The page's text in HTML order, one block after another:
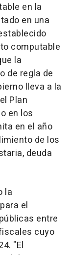
en la
en una
computable
la
de regla de
lleva a la
Plan
en los
en el año
de los
deuda
la
el
entre
cuyo
"El